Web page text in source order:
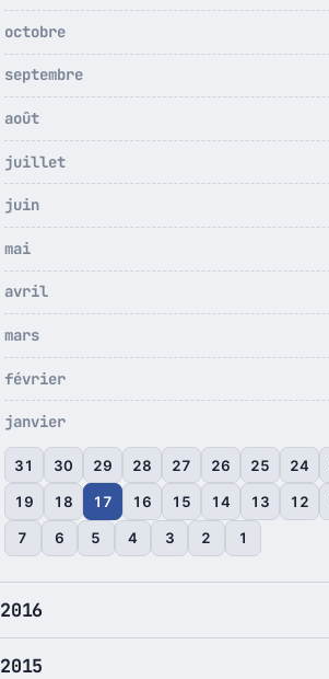
octobre
septembre
août
juillet
juin
mai
avril
mars
février
janvier
31 30 29 28 27 26 25 24
19 18 17 16 15 14 13 12
7 6 5 4 3 2 1
2016
2015